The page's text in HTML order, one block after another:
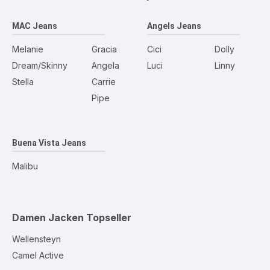
MAC Jeans
Melanie
Dream/Skinny
Stella
Gracia
Angela
Carrie
Pipe
Angels Jeans
Cici
Luci
Dolly
Linny
Buena Vista Jeans
Malibu
Damen Jacken Topseller
Wellensteyn
Camel Active